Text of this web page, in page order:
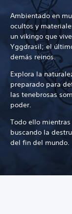
Ambientado en
ocultos y
un vikingo que
Yggdrasil; el
demás reinos.
Explora la
preparado para
las tenebrosas
poder.
Todo ello
buscando la
del fin del mundo.